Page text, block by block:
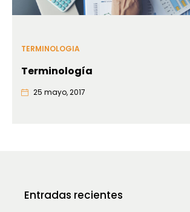
Entradas recientes
TERMINOLOGIA
Terminología
25 mayo, 2017